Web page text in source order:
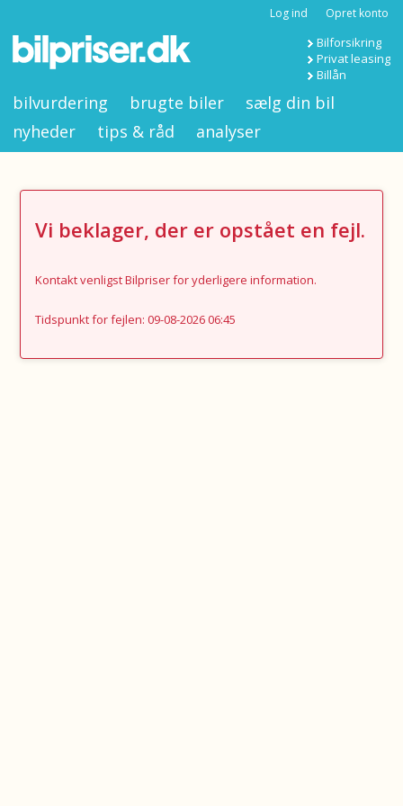
Log ind Opret konto
Bilforsikring
Privat leasing
Billån
bilvurdering brugte biler
sælg din bil
nyheder
tips & råd analyser
Vi beklager, der er opstået en fejl.
Kontakt venligst Bilpriser for yderligere information.
Tidspunkt for fejlen: 09-08-2026 06:45